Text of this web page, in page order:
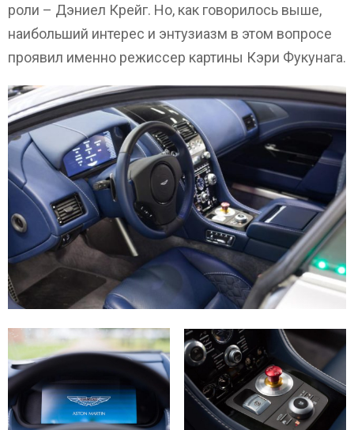
роли – Дэниел Крейг. Но, как говорилось выше,
наибольший интерес и энтузиазм в этом вопросе
проявил именно режиссер картины Кэри Фукунага.